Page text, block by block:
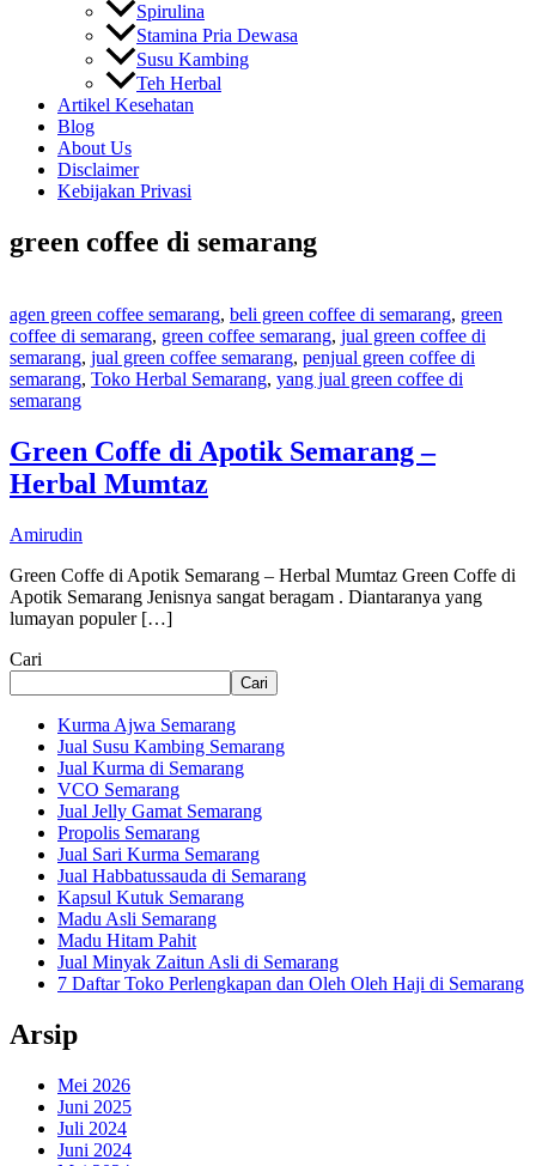
Spirulina
Stamina Pria Dewasa
Susu Kambing
Teh Herbal
Artikel Kesehatan
Blog
About Us
Disclaimer
Kebijakan Privasi
green coffee di semarang
agen green coffee semarang, beli green coffee di semarang, green
coffee di semarang, green coffee semarang, jual green coffee di
semarang, jual green coffee semarang, penjual green coffee di
semarang, Toko Herbal Semarang, yang jual green coffee di
semarang
Green Coffe di Apotik Semarang –
Herbal Mumtaz
Amirudin
Green Coffe di Apotik Semarang – Herbal Mumtaz Green Coffe di
Apotik Semarang Jenisnya sangat beragam . Diantaranya yang
lumayan populer […]
Cari
Cari
Kurma Ajwa Semarang
Jual Susu Kambing Semarang
Jual Kurma di Semarang
VCO Semarang
Jual Jelly Gamat Semarang
Propolis Semarang
Jual Sari Kurma Semarang
Jual Habbatussauda di Semarang
Kapsul Kutuk Semarang
Madu Asli Semarang
Madu Hitam Pahit
Jual Minyak Zaitun Asli di Semarang
7 Daftar Toko Perlengkapan dan Oleh Oleh Haji di Semarang
Arsip
Mei 2026
Juni 2025
Juli 2024
Juni 2024